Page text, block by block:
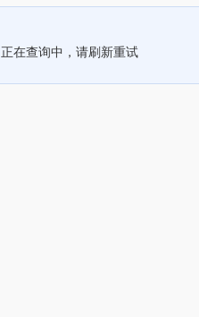
正在查询中，请刷新重试